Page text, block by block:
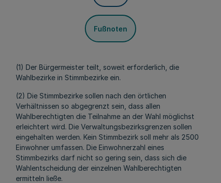
Fußnoten
(1) Der Bürgermeister teilt, soweit erforderlich, die
Wahlbezirke in Stimmbezirke ein.
(2) Die Stimmbezirke sollen nach den örtlichen
Verhältnissen so abgegrenzt sein, dass allen
Wahlberechtigten die Teilnahme an der Wahl möglichst
erleichtert wird. Die Verwaltungsbezirksgrenzen sollen
eingehalten werden. Kein Stimmbezirk soll mehr als 2500
Einwohner umfassen. Die Einwohnerzahl eines
Stimmbezirks darf nicht so gering sein, dass sich die
Wahlentscheidung der einzelnen Wahlberechtigten
ermitteln ließe.